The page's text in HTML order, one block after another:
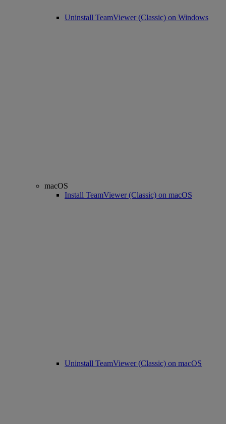
Uninstall TeamViewer (Classic) on Windows
macOS
Install TeamViewer (Classic) on macOS
Uninstall TeamViewer (Classic) on macOS